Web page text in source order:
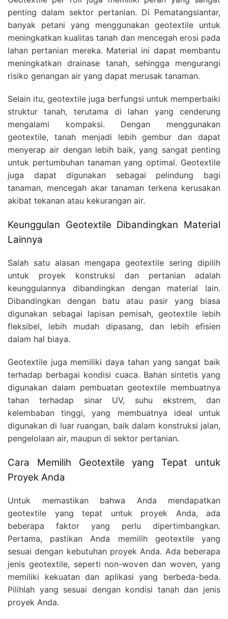
penting dalam sektor pertanian. Di Pematangsiantar,
banyak petani yang menggunakan geotextile untuk
meningkatkan kualitas tanah dan mencegah erosi pada
lahan pertanian mereka. Material ini dapat membantu
meningkatkan drainase tanah, sehingga mengurangi
risiko genangan air yang dapat merusak tanaman.
Selain itu, geotextile juga berfungsi untuk memperbaiki
struktur tanah, terutama di lahan yang cenderung
mengalami kompaksi. Dengan menggunakan
geotextile, tanah menjadi lebih gembur dan dapat
menyerap air dengan lebih baik, yang sangat penting
untuk pertumbuhan tanaman yang optimal. Geotextile
juga dapat digunakan sebagai pelindung bagi
tanaman, mencegah akar tanaman terkena kerusakan
akibat tekanan atau kekurangan air.
Keunggulan Geotextile Dibandingkan Material
Lainnya
Salah satu alasan mengapa geotextile sering dipilih
untuk proyek konstruksi dan pertanian adalah
keunggulannya dibandingkan dengan material lain.
Dibandingkan dengan batu atau pasir yang biasa
digunakan sebagai lapisan pemisah, geotextile lebih
fleksibel, lebih mudah dipasang, dan lebih efisien
dalam hal biaya.
Geotextile juga memiliki daya tahan yang sangat baik
terhadap berbagai kondisi cuaca. Bahan sintetis yang
digunakan dalam pembuatan geotextile membuatnya
tahan terhadap sinar UV, suhu ekstrem, dan
kelembaban tinggi, yang membuatnya ideal untuk
digunakan di luar ruangan, baik dalam konstruksi jalan,
pengelolaan air, maupun di sektor pertanian.
Cara Memilih Geotextile yang Tepat untuk
Proyek Anda
Untuk memastikan bahwa Anda mendapatkan
geotextile yang tepat untuk proyek Anda, ada
beberapa faktor yang perlu dipertimbangkan.
Pertama, pastikan Anda memilih geotextile yang
sesuai dengan kebutuhan proyek Anda. Ada beberapa
jenis geotextile, seperti non-woven dan woven, yang
memiliki kekuatan dan aplikasi yang berbeda-beda.
Pilihlah yang sesuai dengan kondisi tanah dan jenis
proyek Anda.